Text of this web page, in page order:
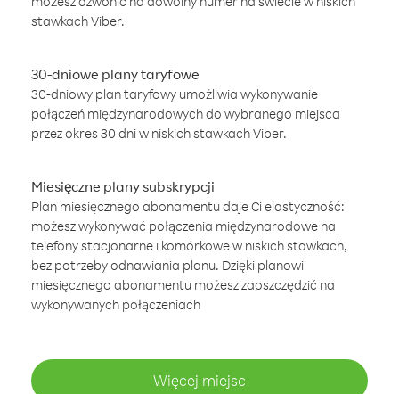
stawkach Viber.
30-dniowe plany taryfowe
30-dniowy plan taryfowy umożliwia wykonywanie
połączeń międzynarodowych do wybranego miejsca
przez okres 30 dni w niskich stawkach Viber.
Miesięczne plany subskrypcji
Plan miesięcznego abonamentu daje Ci elastyczność:
możesz wykonywać połączenia międzynarodowe na
telefony stacjonarne i komórkowe w niskich stawkach,
bez potrzeby odnawiania planu. Dzięki planowi
miesięcznego abonamentu możesz zaoszczędzić na
wykonywanych połączeniach
Więcej miejsc